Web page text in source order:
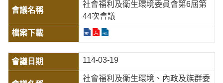
社會福利及衛生環境委員會第6屆第
44次會議
114-03-19
社會福利及衛生環境、內政及族群委